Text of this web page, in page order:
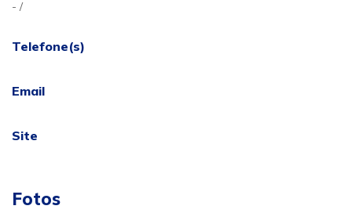
- /
Telefone(s)
Email
Site
Fotos